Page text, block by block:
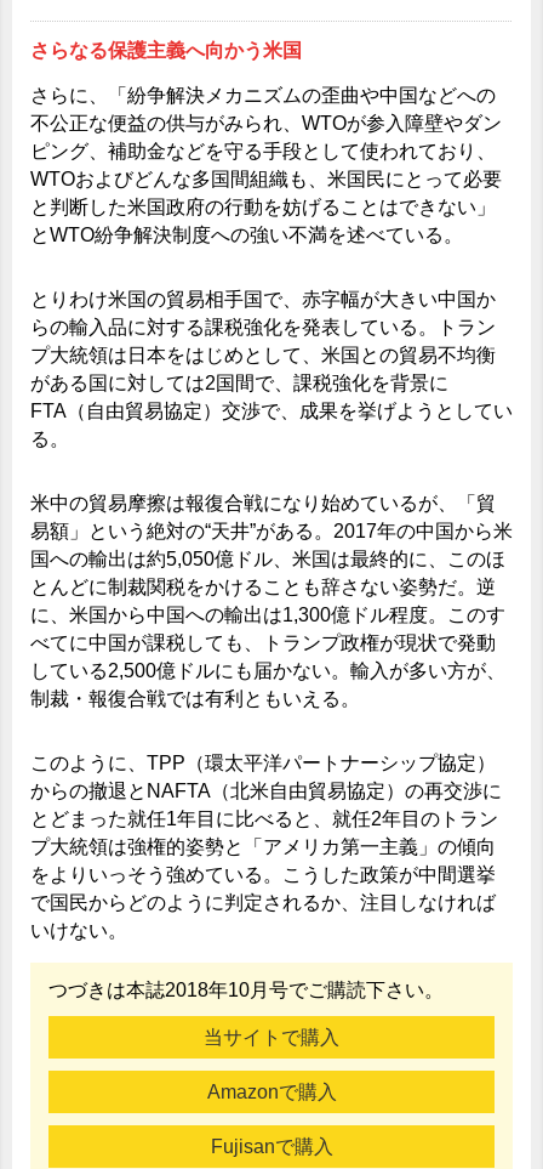
さらなる保護主義へ向かう米国
さらに、「紛争解決メカニズムの歪曲や中国などへの
不公正な便益の供与がみられ、WTOが参入障壁やダン
ピング、補助金などを守る手段として使われており、
WTOおよびどんな多国間組織も、米国民にとって必要
と判断した米国政府の行動を妨げることはできない」
とWTO紛争解決制度への強い不満を述べている。
とりわけ米国の貿易相手国で、赤字幅が大きい中国か
らの輸入品に対する課税強化を発表している。トラン
プ大統領は日本をはじめとして、米国との貿易不均衡
がある国に対しては2国間で、課税強化を背景に
FTA（自由貿易協定）交渉で、成果を挙げようとしてい
る。
米中の貿易摩擦は報復合戦になり始めているが、「貿
易額」という絶対の“天井”がある。2017年の中国から米
国への輸出は約5,050億ドル、米国は最終的に、このほ
とんどに制裁関税をかけることも辞さない姿勢だ。逆
に、米国から中国への輸出は1,300億ドル程度。このす
べてに中国が課税しても、トランプ政権が現状で発動
している2,500億ドルにも届かない。輸入が多い方が、
制裁・報復合戦では有利ともいえる。
このように、TPP（環太平洋パートナーシップ協定）
からの撤退とNAFTA（北米自由貿易協定）の再交渉に
とどまった就任1年目に比べると、就任2年目のトラン
プ大統領は強権的姿勢と「アメリカ第一主義」の傾向
をよりいっそう強めている。こうした政策が中間選挙
で国民からどのように判定されるか、注目しなければ
いけない。
つづきは本誌2018年10月号でご購読下さい。
当サイトで購入
Amazonで購入
Fujisanで購入